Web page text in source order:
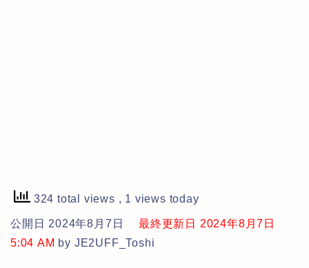
324 total views , 1 views today
公開日 2024年8月7日
最終更新日 2024年8月7日
5:04 AM by JE2UFF_Toshi